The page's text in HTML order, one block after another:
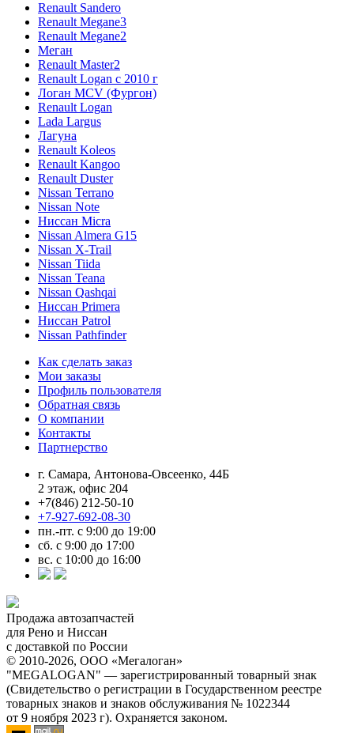
Renault Sandero
Renault Megane3
Renault Megane2
Меган
Renault Master2
Renault Logan c 2010 г
Логан МСV (Фургон)
Renault Logan
Lada Largus
Лагуна
Renault Koleos
Renault Kangoo
Renault Duster
Nissan Terrano
Nissan Note
Ниссан Micra
Nissan Almera G15
Nissan X-Trail
Nissan Tiida
Nissan Teana
Nissan Qashqai
Ниссан Primera
Ниссан Patrol
Nissan Pathfinder
Как сделать заказ
Мои заказы
Профиль пользователя
Обратная связь
О компании
Контакты
Партнерство
г. Самара, Антонова-Овсеенко, 44Б
2 этаж, офис 204
+7(846) 212-50-10
+7-927-692-08-30
пн.-пт. с 9:00 до 19:00
сб. с 9:00 до 17:00
вс. с 10:00 до 16:00
Продажа автозапчастей
для Рено и Ниссан
с доставкой по России
© 2010-2026, ООО «Мегалоган»
"MEGALOGAN" — зарегистрированный товарный знак
(Свидетельство о регистрации в Государственном реестре
товарных знаков и знаков обслуживания № 1022344
от 9 ноября 2023 г). Охраняется законом.